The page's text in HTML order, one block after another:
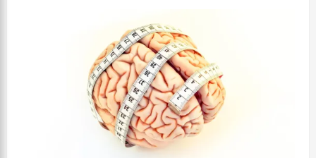
İnsanları
Isıyı
Gizleyen
İlk
3
Boyutlu
Termal
Pelerini
Geliştirdi:
Kızılötesi
Kameralara
Karşı
Yeni
Dönem